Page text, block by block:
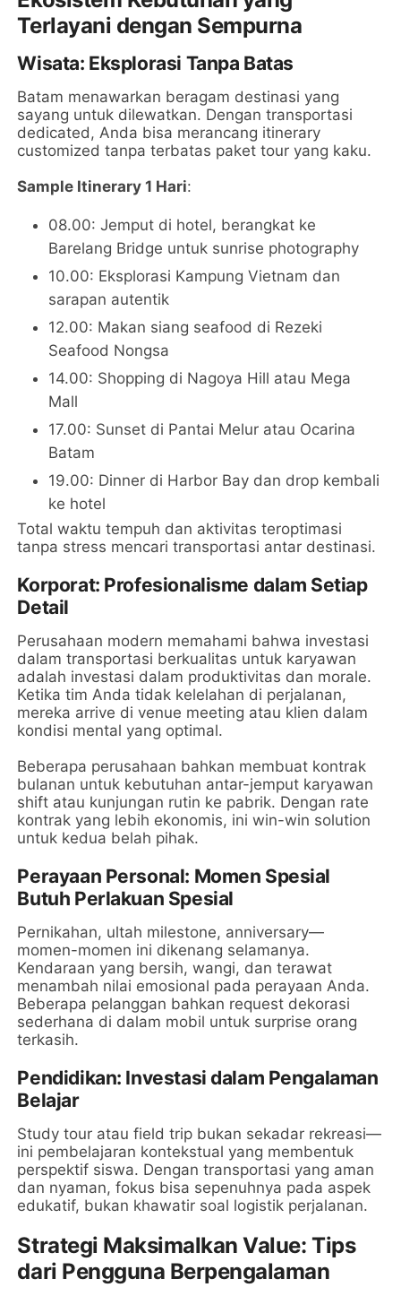
Terlayani dengan Sempurna
Wisata: Eksplorasi Tanpa Batas
Batam menawarkan beragam destinasi yang
sayang untuk dilewatkan. Dengan transportasi
dedicated, Anda bisa merancang itinerary
customized tanpa terbatas paket tour yang kaku.
Sample Itinerary 1 Hari:
08.00: Jemput di hotel, berangkat ke
Barelang Bridge untuk sunrise photography
10.00: Eksplorasi Kampung Vietnam dan
sarapan autentik
12.00: Makan siang seafood di Rezeki
Seafood Nongsa
14.00: Shopping di Nagoya Hill atau Mega
Mall
17.00: Sunset di Pantai Melur atau Ocarina
Batam
19.00: Dinner di Harbor Bay dan drop kembali
ke hotel
Total waktu tempuh dan aktivitas teroptimasi
tanpa stress mencari transportasi antar destinasi.
Korporat: Profesionalisme dalam Setiap
Detail
Perusahaan modern memahami bahwa investasi
dalam transportasi berkualitas untuk karyawan
adalah investasi dalam produktivitas dan morale.
Ketika tim Anda tidak kelelahan di perjalanan,
mereka arrive di venue meeting atau klien dalam
kondisi mental yang optimal.
Beberapa perusahaan bahkan membuat kontrak
bulanan untuk kebutuhan antar-jemput karyawan
shift atau kunjungan rutin ke pabrik. Dengan rate
kontrak yang lebih ekonomis, ini win-win solution
untuk kedua belah pihak.
Perayaan Personal: Momen Spesial
Butuh Perlakuan Spesial
Pernikahan, ultah milestone, anniversary—
momen-momen ini dikenang selamanya.
Kendaraan yang bersih, wangi, dan terawat
menambah nilai emosional pada perayaan Anda.
Beberapa pelanggan bahkan request dekorasi
sederhana di dalam mobil untuk surprise orang
terkasih.
Pendidikan: Investasi dalam Pengalaman
Belajar
Study tour atau field trip bukan sekadar rekreasi—
ini pembelajaran kontekstual yang membentuk
perspektif siswa. Dengan transportasi yang aman
dan nyaman, fokus bisa sepenuhnya pada aspek
edukatif, bukan khawatir soal logistik perjalanan.
Strategi Maksimalkan Value: Tips
dari Pengguna Berpengalaman